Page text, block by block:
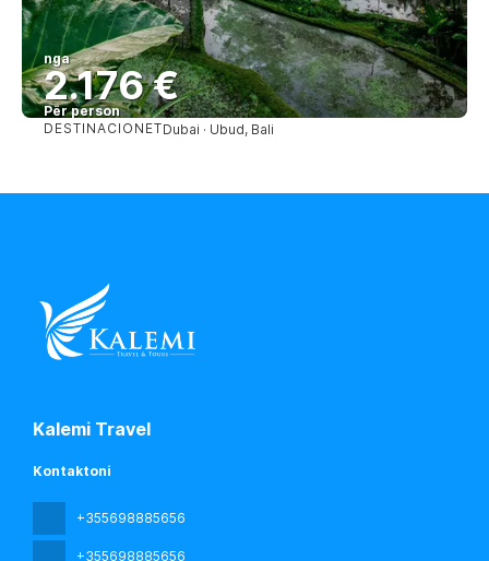
nga
2.176 €
Për person
Shihni
DESTINACIONETDubai · Ubud, Bali
Kalemi Travel
Kontaktoni
+355698885656
+355698885656